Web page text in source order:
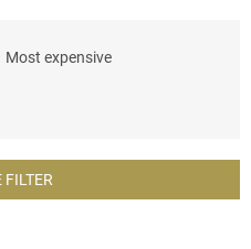
Most expensive
FILTER